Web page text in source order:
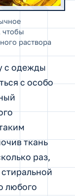
чтобы
раствора
с одежды
с особо
ткань
раз,
любого